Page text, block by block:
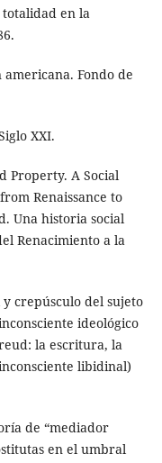
en la
Fondo de
XXI.
Property. A Social
Renaissance to
Una historia social
Renacimiento a la
y crepúsculo del sujeto
ideológico
la escritura, la
libidinal)
de “mediador
en el umbral